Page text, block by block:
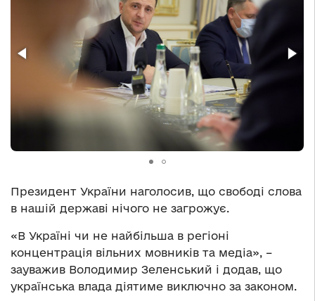
Президент України наголосив, що свободі слова
в нашій державі нічого не загрожує.
«В Україні чи не найбільша в регіоні
концентрація вільних мовників та медіа», –
зауважив Володимир Зеленський і додав, що
українська влада діятиме виключно за законом.